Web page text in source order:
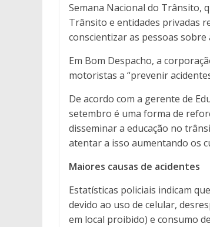
Semana Nacional do Trânsito,
Trânsito e entidades privadas
conscientizar as pessoas
Em Bom Despacho, a
motoristas a “prevenir
De acordo com a gerente de
setembro é uma forma de
disseminar a educação no
atentar a isso aumentando os
Maiores causas de acidentes
Estatísticas policiais indicam
devido ao uso de celular,
em local proibido) e consumo